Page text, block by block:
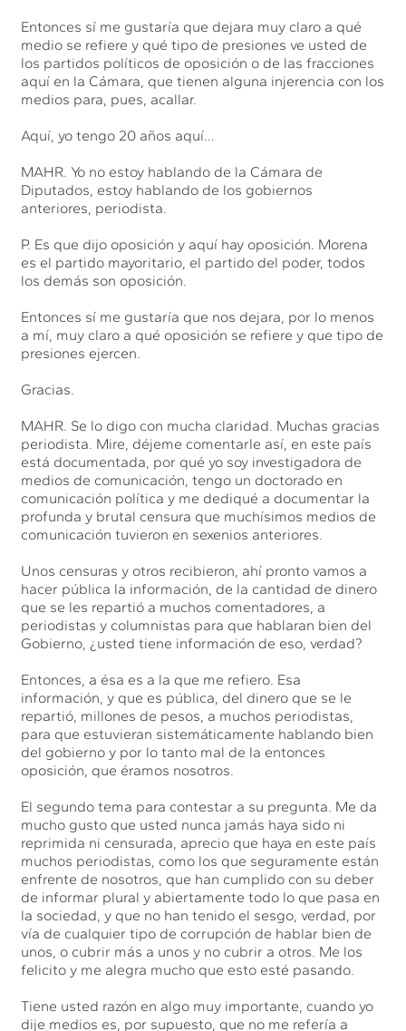
Entonces sí me gustaría que dejara muy claro a qué
medio se refiere y qué tipo de presiones ve usted de
los partidos políticos de oposición o de las fracciones
aquí en la Cámara, que tienen alguna injerencia con los
medios para, pues, acallar.
Aquí, yo tengo 20 años aquí…
MAHR. Yo no estoy hablando de la Cámara de
Diputados, estoy hablando de los gobiernos
anteriores, periodista.
P. Es que dijo oposición y aquí hay oposición. Morena
es el partido mayoritario, el partido del poder, todos
los demás son oposición.
Entonces sí me gustaría que nos dejara, por lo menos
a mí, muy claro a qué oposición se refiere y que tipo de
presiones ejercen.
Gracias.
MAHR. Se lo digo con mucha claridad. Muchas gracias
periodista. Mire, déjeme comentarle así, en este país
está documentada, por qué yo soy investigadora de
medios de comunicación, tengo un doctorado en
comunicación política y me dediqué a documentar la
profunda y brutal censura que muchísimos medios de
comunicación tuvieron en sexenios anteriores.
Unos censuras y otros recibieron, ahí pronto vamos a
hacer pública la información, de la cantidad de dinero
que se les repartió a muchos comentadores, a
periodistas y columnistas para que hablaran bien del
Gobierno, ¿usted tiene información de eso, verdad?
Entonces, a ésa es a la que me refiero. Esa
información, y que es pública, del dinero que se le
repartió, millones de pesos, a muchos periodistas,
para que estuvieran sistemáticamente hablando bien
del gobierno y por lo tanto mal de la entonces
oposición, que éramos nosotros.
El segundo tema para contestar a su pregunta. Me da
mucho gusto que usted nunca jamás haya sido ni
reprimida ni censurada, aprecio que haya en este país
muchos periodistas, como los que seguramente están
enfrente de nosotros, que han cumplido con su deber
de informar plural y abiertamente todo lo que pasa en
la sociedad, y que no han tenido el sesgo, verdad, por
vía de cualquier tipo de corrupción de hablar bien de
unos, o cubrir más a unos y no cubrir a otros. Me los
felicito y me alegra mucho que esto esté pasando.
Tiene usted razón en algo muy importante, cuando yo
dije medios es, por supuesto, que no me refería a